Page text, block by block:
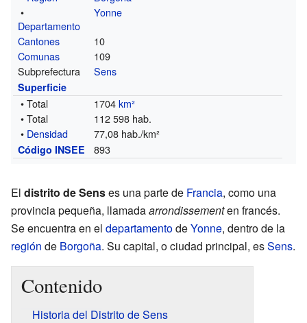
•
Departamento
Yonne
Cantones
10
Comunas
109
Subprefectura
Sens
Superficie
• Total 1704km²
• Total
112 598 hab.
• Densidad 77,08 hab./km²
Código INSEE 893
El distrito de Senses una parte de Francia, como una
provincia pequeña, llamadaarrondissementen francés.
Se encuentra en el departamentodeYonne, dentro de la
región de Borgoña. Su capital, o ciudad principal, esSens.
Contenido
Historia del Distrito de Sens